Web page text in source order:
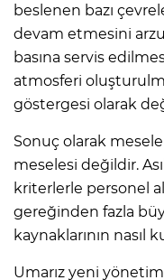
beslenen bazı
devam etmesini
basına servis
atmosferi
göstergesi olarak
Sonuç olarak mesele
meselesi değildir.
kriterlerle personel
gereğinden fazla
kaynaklarının nasıl
Umarız yeni